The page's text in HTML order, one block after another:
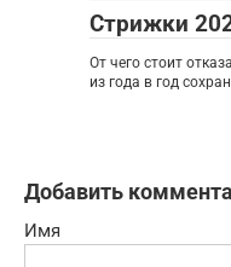
Стрижки
От чего стоит
из года в год
Добавить
Имя